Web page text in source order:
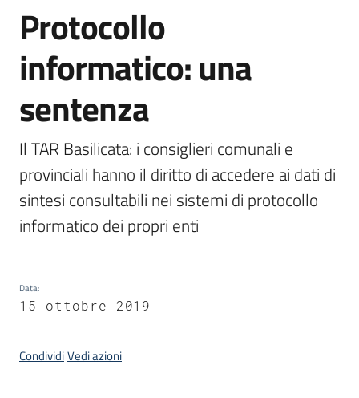
Polo
archivistico
Archivio
storico
Conservazione
Argomenti
Contatti
Salta al contenuto
Protocollo
informatico: una
sentenza
Il TAR Basilicata: i consiglieri comunali e
provinciali hanno il diritto di accedere ai dati di
sintesi consultabili nei sistemi di protocollo
informatico dei propri enti
Data:
15 ottobre 2019
CondividiVedi azioni